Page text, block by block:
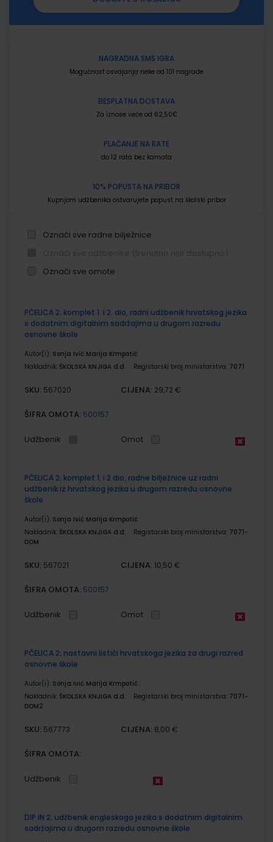
NAGRADNA SMS IGRA
Mogućnost osvajanja neke od 101 nagrade
BESPLATNA DOSTAVA
Za iznose veće od 62,50€
PLAĆANJE NA RATE
do 12 rata bez kamata
10% POPUSTA NA PRIBOR
Kupnjom udžbenika ostvarujete popust na školski pribor
Označi sve radne bilježnice
Označi sve omote
proizvodi
PČELICA 2; komplet 1. i 2. dio, radni udžbenik hrvatskog jezika
s dodatnim digitalnim sadržajima u drugom razredu
osnovne škole
Autor(i): Sonja Ivić Marija Krmpotić
Nakladnik: ŠKOLSKA KNJIGA d.d. Registarski broj ministarstva: 7071
SKU: 567020 CIJENA: 29,72 €
ŠIFRA OMOTA: 500157
Udžbenik Omot
PČELICA 2; komplet 1. i 2 dio, radne bilježnice uz radni
udžbenik iz hrvatskog jezika u drugom razredu osnovne
škole
Autor(i): Sonja Ivić Marija Krmpotić
Nakladnik: ŠKOLSKA KNJIGA d.d. Registarski broj ministarstva: 7071-
DOM
SKU: 567021 CIJENA: 10,50 €
ŠIFRA OMOTA: 500157
Udžbenik Omot
PČELICA 2; nastavni listići hrvatskoga jezika za drugi razred
osnovne škole
Autor(i): Sonja Ivić Marija Krmpotić
Nakladnik: ŠKOLSKA KNJIGA d.d. Registarski broj ministarstva: 7071-
DOM2
SKU: 567773 CIJENA: 8,00 €
ŠIFRA OMOTA:
Udžbenik
DIP IN 2; udžbenik engleskoga jezika s dodatnim digitalnim
sadržajima u drugom razredu osnovne škole